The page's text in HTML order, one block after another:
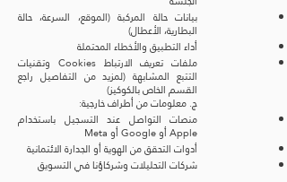
بيانات حالة المركبة (الموقع، السرعة، حالة
البطارية، الأعطال)
أداء التطبيق والأخطاء المحتملة
ملفات تعريف الارتباط Cookies وتقنيات
التتبع المشابهة (لمزيد من التفاصيل راجع
القسم الخاص بالكوكيز)
ج. معلومات من أطراف خارجية:
منصات التواصل عند التسجيل باستخدام
Apple أو Google أو Meta
أدوات التحقق من الهوية أو الجدارة الائتمانية
شركات التحليلات وشركاؤنا في التسويق